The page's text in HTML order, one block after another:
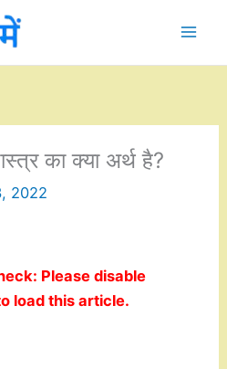
का क्या अर्थ है?
2022
Please disable
load this article.